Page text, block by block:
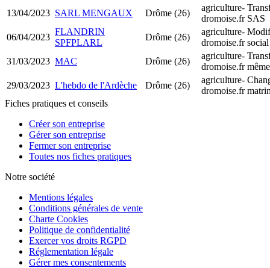
13/04/2023 SARL MENGAUX Drôme (26)
agriculture-
dromoise.fr SAS
06/04/2023
FLANDRIN
SPFPLARL
Drôme (26)
agriculture-
dromoise.fr social
31/03/2023 MAC Drôme (26)
agriculture-
dromoise.fr
29/03/2023 L'hebdo de l'Ardèche Drôme (26)
agriculture-
dromoise.fr
Fiches pratiques et conseils
Créer son entreprise
Gérer son entreprise
Fermer son entreprise
Toutes nos fiches pratiques
Notre société
Mentions légales
Conditions générales de vente
Charte Cookies
Politique de confidentialité
Exercer vos droits RGPD
Réglementation légale
Gérer mes consentements